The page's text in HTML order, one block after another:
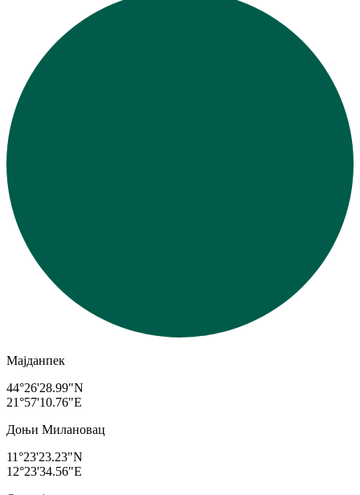
Мајданпек
44°26'28.99"N
21°57'10.76"E
Доњи Милановац
11°23'23.23"N
12°23'34.56"E